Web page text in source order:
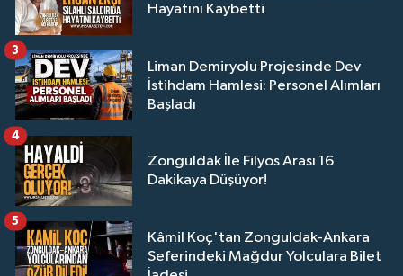
Hayatını Kaybetti
Liman Demiryolu Projesinde Dev
İstihdam Hamlesi: Personel Alımları
Başladı
3
Zonguldak İle Filyos Arası 16
Dakikaya Düşüyor!
4
Kâmil Koç'tan Zonguldak-Ankara
Seferindeki Mağdur Yolculara Bilet
5